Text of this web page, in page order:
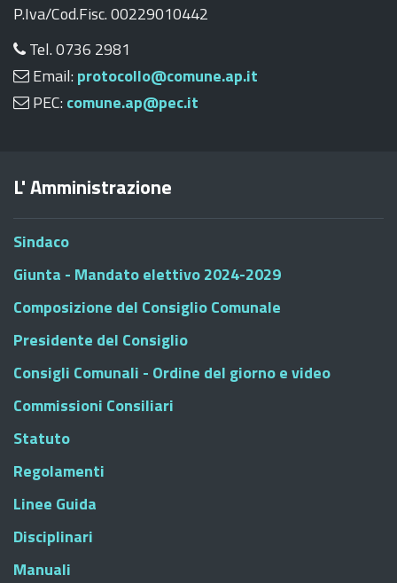
P.Iva/Cod.Fisc. 00229010442
Tel. 0736 2981
Email: protocollo@comune.ap.it
PEC: comune.ap@pec.it
L' Amministrazione
Sindaco
Giunta - Mandato elettivo 2024-2029
Composizione del Consiglio Comunale
Presidente del Consiglio
Consigli Comunali - Ordine del giorno e video
Commissioni Consiliari
Statuto
Regolamenti
Linee Guida
Disciplinari
Manuali